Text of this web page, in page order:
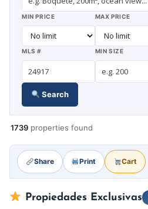
MIN PRICE MAX PRICE
MLS # MIN SIZE
Search
1739 properties found
Share Print Cart
Propiedades Exclusivas